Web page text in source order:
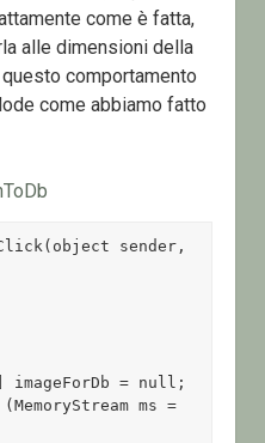
come è fatta,
alle dimensioni della
comportamento
come abbiamo fatto
sender,